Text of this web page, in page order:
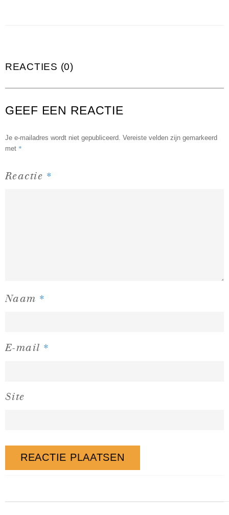
REACTIES (0)
GEEF EEN REACTIE
Je e-mailadres wordt niet gepubliceerd. Vereiste velden zijn gemarkeerd
met *
Reactie *
Naam *
E-mail *
Site